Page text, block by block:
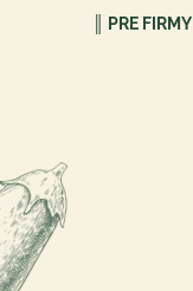
║ PRE FIRMY